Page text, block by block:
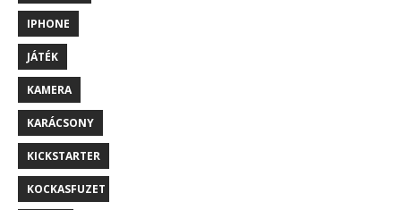
IPHONE
JÁTÉK
KAMERA
KARÁCSONY
KICKSTARTER
KOCKASFUZET